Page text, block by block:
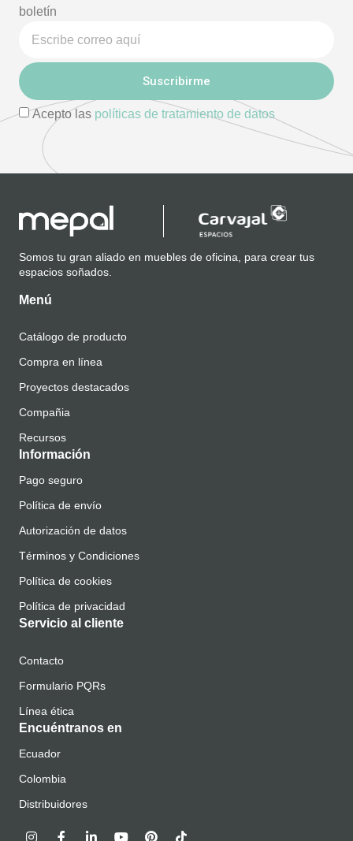
boletín
Acepto las políticas de tratamiento de datos
Suscribirme
Somos tu gran aliado en muebles de oficina, para crear tus
espacios soñados.
Menú
Catálogo de producto
Compra en línea
Proyectos destacados
Compañia
Recursos
Información
Pago seguro
Política de envío
Autorización de datos
Términos y Condiciones
Política de cookies
Política de privacidad
Servicio al cliente
Contacto
Formulario PQRs
Línea ética
Encuéntranos en
Ecuador
Colombia
Distribuidores